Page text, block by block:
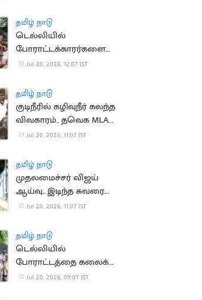
தமிழ் நாடு
டெல்லியில்
போராட்டக்காரர்களை
விரட்டியடித்த போலீஸ்..
Jul 20, 2026, 12:07 IST
தமிழ் நாடு
குடிநீரில் கழிவுநீர் கலந்த
விவகாரம்.. தவெக MLA
முன் நடந்த மோதல்
Jul 20, 2026, 11:07 IST
தமிழ் நாடு
முதலமைச்சர் விஜய்
ஆய்வு.. இடிந்த சுவரை
துணியால் மறைத்ததால்
Jul 20, 2026, 11:07 IST
தமிழ் நாடு
டெல்லியில்
போராட்டத்தை கலைக்க
கண்ணீர் புகைகுண்டு
Jul 20, 2026, 09:07 IST